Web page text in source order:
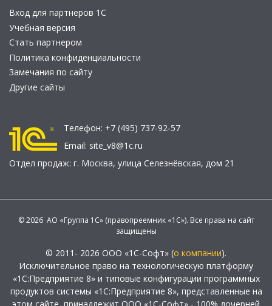
Вход для партнеров 1С
Учебная версия
Стать партнером
Политика конфиденциальности
Замечания по сайту
Другие сайты
Телефон: +7 (495) 737-92-57
Email: site_v8@1c.ru
Отдел продаж: г. Москва, улица Селезнёвская, дом 21
© 2026 АО «Группа 1С» (правопреемник «1С»). Все права на сайт
защищены
© 2011- 2026 ООО «1С-Софт» (о компании).
Исключительное право на технологическую платформу
«1С:Предприятие 8» и типовые конфигурации программных
продуктов системы «1С:Предприятие 8», представленные на